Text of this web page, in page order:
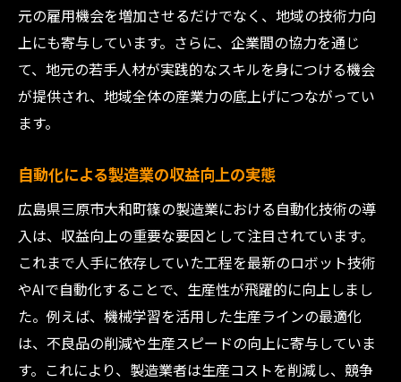
若手が自動化技術を駆使して活躍する場の
提供
最新のロボット技術とAIが製造業に革命を起こ
す理由
AIによる生産プロセスの最適化事例
製造業のイノベーションを支える技術的進
歩
産業ロボットが製造業の未来をどう変える
か
AIとロボット技術のコラボレーションの実
際
元の雇用機会を増加させるだけでなく、地域の技術力向
上にも寄与しています。さらに、企業間の協力を通じ
て、地元の若手人材が実践的なスキルを身につける機会
が提供され、地域全体の産業力の底上げにつながってい
ます。
自動化による製造業の収益向上の実態
広島県三原市大和町篠の製造業における自動化技術の導
入は、収益向上の重要な要因として注目されています。
これまで人手に依存していた工程を最新のロボット技術
やAIで自動化することで、生産性が飛躍的に向上しまし
た。例えば、機械学習を活用した生産ラインの最適化
は、不良品の削減や生産スピードの向上に寄与していま
す。これにより、製造業者は生産コストを削減し、競争